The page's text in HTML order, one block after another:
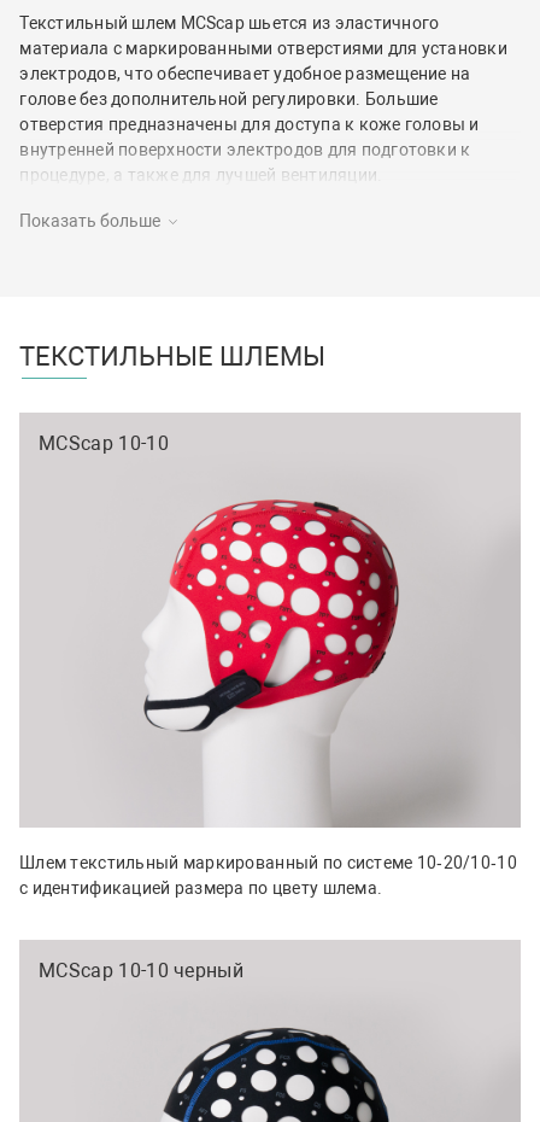
Текстильный шлем MCScap шьется из эластичного
материала с маркированными отверстиями для установки
электродов, что обеспечивает удобное размещение на
голове без дополнительной регулировки. Большие
отверстия предназначены для доступа к коже головы и
внутренней поверхности электродов для подготовки к
процедуре, а также для лучшей вентиляции.
MCScap для окружности головы от 24 до 66 см. Цвет
размер шлема. Благодаря плотности материала
электропроводящий гель или паста хорошо удерживаются
Показать больше
ТЕКСТИЛЬНЫЕ ШЛЕМЫ
MCScap 10-10
Шлем текстильный маркированный по системе 10‑20/10‑10
с идентификацией размера по цвету шлема.
MCScap 10-10 черный